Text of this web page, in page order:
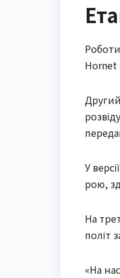
Hornet
У
рою,
На
політ
«На